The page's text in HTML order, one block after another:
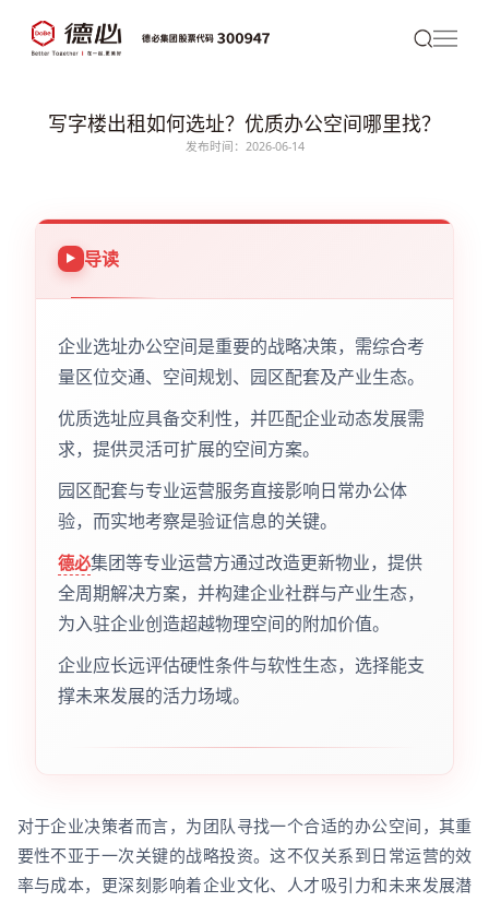
写字楼出租如何选址？优质办公空间哪里找？
发布时间：2026-06-14
导读
企业选址办公空间是重要的战略决策，需综合考
量区位交通、空间规划、园区配套及产业生态。
优质选址应具备交利性，并匹配企业动态发展需
求，提供灵活可扩展的空间方案。
园区配套与专业运营服务直接影响日常办公体
验，而实地考察是验证信息的关键。
德必集团等专业运营方通过改造更新物业，提供
全周期解决方案，并构建企业社群与产业生态，
为入驻企业创造超越物理空间的附加价值。
企业应长远评估硬性条件与软性生态，选择能支
撑未来发展的活力场域。
对于企业决策者而言，为团队寻找一个合适的办公空间，其重
要性不亚于一次关键的战略投资。这不仅关系到日常运营的效
率与成本，更深刻影响着企业文化、人才吸引力和未来发展潜